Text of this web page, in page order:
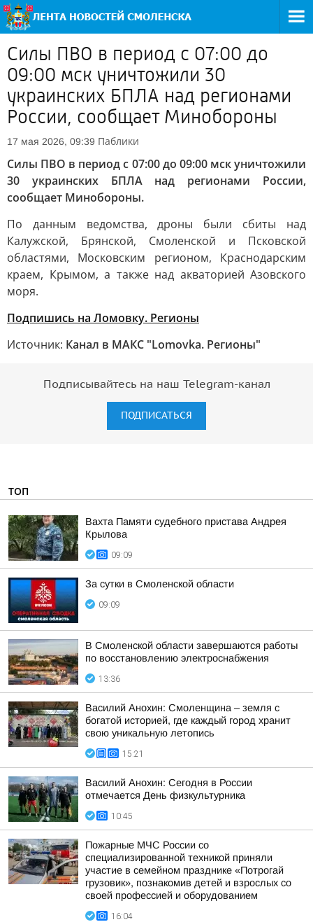
Силы ПВО в период с 07:00 до
09:00 мск уничтожили 30
украинских БПЛА над регионами
России, сообщает Минобороны
17 мая 2026, 09:39 Паблики
Силы ПВО в период с 07:00 до 09:00 мск уничтожили
30 украинских БПЛА над регионами России,
сообщает Минобороны.
По данным ведомства, дроны были сбиты над
Калужской, Брянской, Смоленской и Псковской
областями, Московским регионом, Краснодарским
краем, Крымом, а также над акваторией Азовского
моря.
Подпишись на Ломовку. Регионы
Источник: Канал в МАКС "Lomovka. Регионы"
Подписывайтесь на наш Telegram-канал
ПОДПИСАТЬСЯ
ТОП
Вахта Памяти судебного пристава Андрея
Крылова
09:09
За сутки в Смоленской области
09:09
В Смоленской области завершаются работы
по восстановлению электроснабжения
13:36
Василий Анохин: Смоленщина – земля с
богатой историей, где каждый город хранит
свою уникальную летопись
15:21
Василий Анохин: Сегодня в России
отмечается День физкультурника
10:45
Пожарные МЧС России со
специализированной техникой приняли
участие в семейном празднике «Потрогай
грузовик», познакомив детей и взрослых со
своей профессией и оборудованием
16:04